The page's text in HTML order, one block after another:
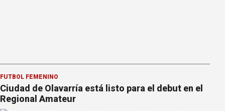
FÚTBOL FEMENINO
Ciudad de Olavarría está listo para el debut en el
Regional Amateur